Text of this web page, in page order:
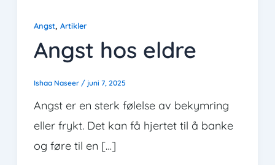
Angst, Artikler
Angst hos eldre
Ishaa Naseer / juni 7, 2025
Angst er en sterk følelse av bekymring
eller frykt. Det kan få hjertet til å banke
og føre til en […]